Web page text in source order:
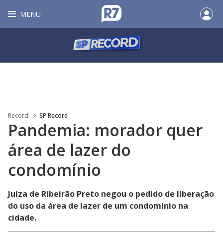
MENU
Record SP Record
Pandemia: morador quer
área de lazer do
condomínio
Juíza de Ribeirão Preto negou o pedido de liberação
do uso da área de lazer de um condomínio na
cidade.